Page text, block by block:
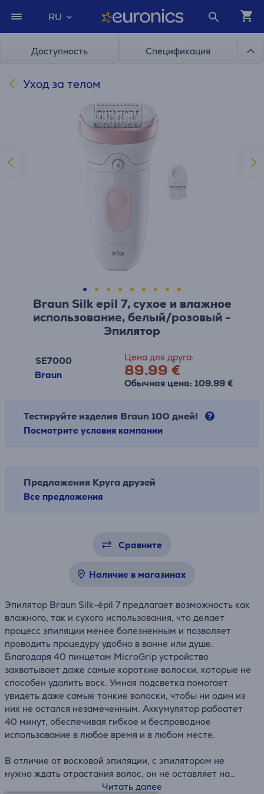
RU
Доступность Спецификация
Уход за телом
Braun Silk epil 7, сухое и влажное
использование, белый/розовый -
Эпилятор
SE7000
Braun
Цена для друга:
89.99 €
Обычная цена: 109.99 €
Тестируйте изделия Braun 100 дней!
Посмотрите условия кампании
Предложения Круга друзей
Все предложения
Сравните
Наличие в магазинах
Эпилятор Braun Silk-épil 7 предлагает возможность как
влажного, так и сухого использования, что делает
процесс эпиляции менее болезненным и позволяет
проводить процедуру удобно в ванне или душе.
Благодаря 40 пинцетам MicroGrip устройство
захватывает даже самые короткие волоски, которые не
способен удалить воск. Умная подсветка помогает
увидеть даже самые тонкие волоски, чтобы ни один из
них не остался незамеченным. Аккумулятор рабоатет
40 минут, обеспечивая гибкое и беспроводное
использование в любое время и в любом месте.
В отличие от восковой эпиляции, с эпилятором не
нужно ждать отрастания волос, он не оставляет на
коже липкий воск, не содержит химических веществ,
Читать далее